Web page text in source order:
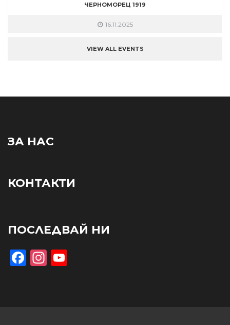
ЧЕРНОМОРЕЦ 1919
16.11.2025
VIEW ALL EVENTS
ЗА НАС
КОНТАКТИ
ПОСЛЕДВАЙ НИ
Facebook
Instagram